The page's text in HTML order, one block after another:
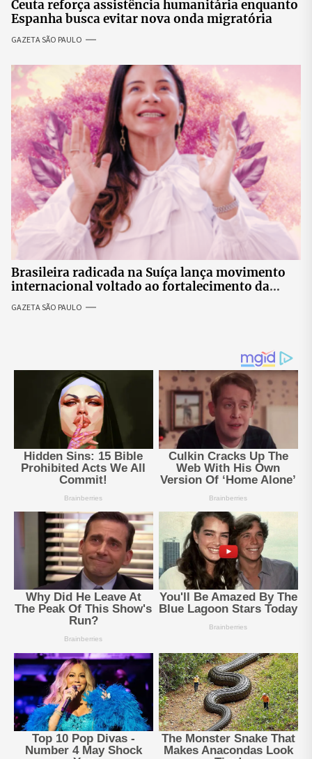
Ceuta reforça assistência humanitária enquanto
Espanha busca evitar nova onda migratória
GAZETA SÃO PAULO
Brasileira radicada na Suíça lança movimento
internacional voltado ao fortalecimento da
identidade feminina
GAZETA SÃO PAULO